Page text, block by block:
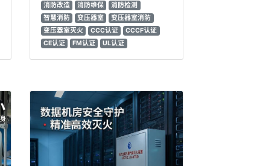
消防改造
消防维保
消防检测
智慧消防
变压器室
变压器室消防
变压器室灭火
CCC认证
CCCF认证
CE认证
FM认证 UL认证